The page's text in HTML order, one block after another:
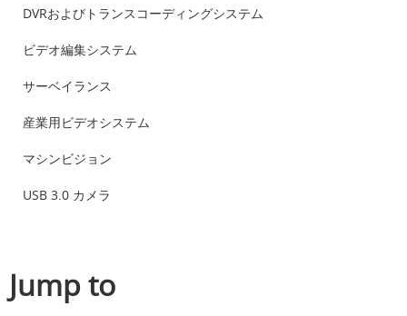
DVRおよびトランスコーディングシステム
ビデオ編集システム
サーベイランス
産業用ビデオシステム
マシンビジョン
USB 3.0 カメラ
Jump to